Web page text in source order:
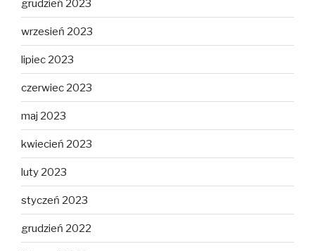
grudzień 2023
wrzesień 2023
lipiec 2023
czerwiec 2023
maj 2023
kwiecień 2023
luty 2023
styczeń 2023
grudzień 2022